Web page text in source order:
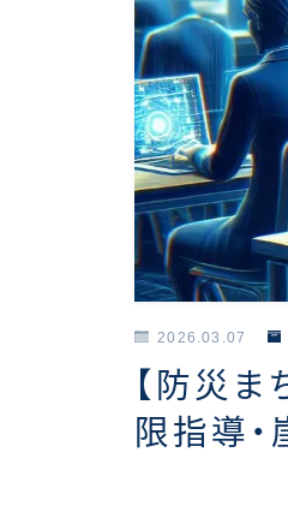
2026.03.07
【防災
限指導